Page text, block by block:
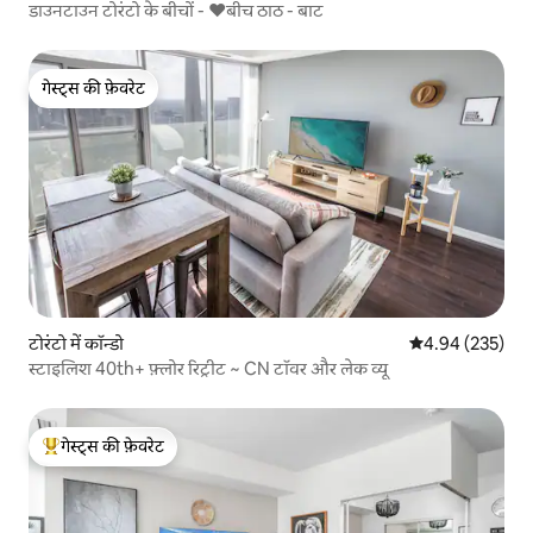
डाउनटाउन टोरंटो के बीचों - ❤️बीच ठाठ - बाट
गेस्ट्स की फ़ेवरेट
गेस्ट्स की फ़ेवरेट
टोरंटो में कॉन्डो औसत रेटिंग 5 में से
4.94 (235)
स्टाइलिश 40th+ फ़्लोर रिट्रीट ~ CN टॉवर और लेक व्यू
गेस्ट्स का टॉप फ़ेवरेट
गेस्ट्स की फ़ेवरेट